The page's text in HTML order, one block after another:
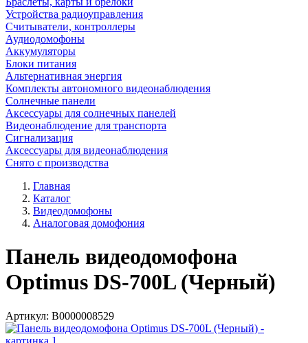
Устройства радиоуправления
Считыватели, контроллеры
Аудиодомофоны
Аккумуляторы
Блоки питания
Альтернативная энергия
Комплекты автономного видеонаблюдения
Солнечные панели
Аксессуары для солнечных панелей
Видеонаблюдение для транспорта
Сигнализация
Аксессуары для видеонаблюдения
Снято с производства
Главная
Каталог
Видеодомофоны
Аналоговая домофония
Панель видеодомофона
Optimus DS-700L (Черный)
Артикул: В0000008529